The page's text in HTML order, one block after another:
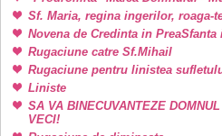
Sf. Maria, regina ingerilor, roaga-
Novena de Credinta in
Rugaciune catre Sf.Mihail
Rugaciune pentru linistea
Liniste
SA VA BINECUVANTEZE
VECI!